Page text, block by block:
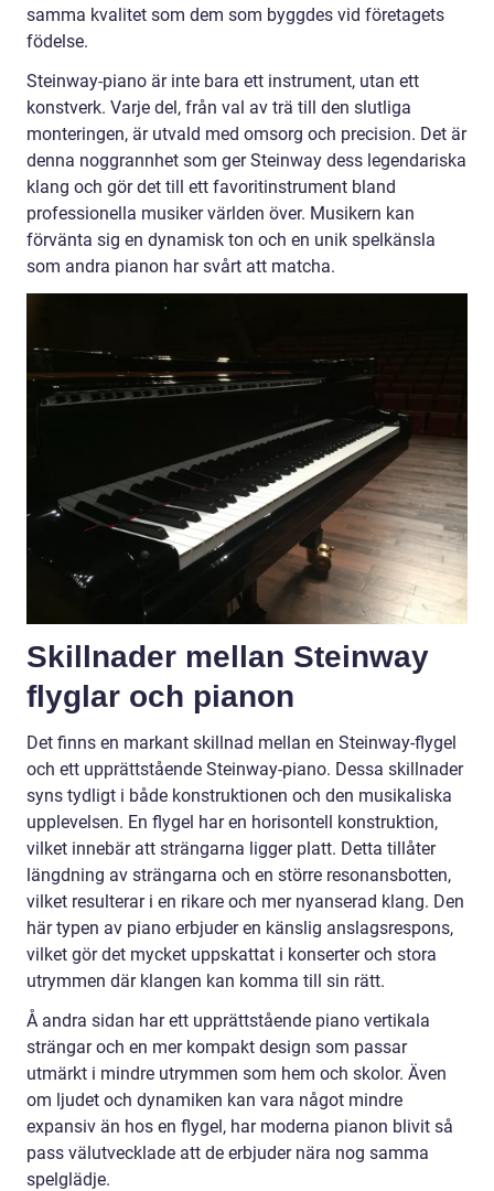
samma kvalitet som dem som byggdes vid företagets
födelse.
Steinway-piano är inte bara ett instrument, utan ett
konstverk. Varje del, från val av trä till den slutliga
monteringen, är utvald med omsorg och precision. Det är
denna noggrannhet som ger Steinway dess legendariska
klang och gör det till ett favoritinstrument bland
professionella musiker världen över. Musikern kan
förvänta sig en dynamisk ton och en unik spelkänsla
som andra pianon har svårt att matcha.
Skillnader mellan Steinway
flyglar och pianon
Det finns en markant skillnad mellan en Steinway-flygel
och ett upprättstående Steinway-piano. Dessa skillnader
syns tydligt i både konstruktionen och den musikaliska
upplevelsen. En flygel har en horisontell konstruktion,
vilket innebär att strängarna ligger platt. Detta tillåter
längdning av strängarna och en större resonansbotten,
vilket resulterar i en rikare och mer nyanserad klang. Den
här typen av piano erbjuder en känslig anslagsrespons,
vilket gör det mycket uppskattat i konserter och stora
utrymmen där klangen kan komma till sin rätt.
Å andra sidan har ett upprättstående piano vertikala
strängar och en mer kompakt design som passar
utmärkt i mindre utrymmen som hem och skolor. Även
om ljudet och dynamiken kan vara något mindre
expansiv än hos en flygel, har moderna pianon blivit så
pass välutvecklade att de erbjuder nära nog samma
spelglädje.